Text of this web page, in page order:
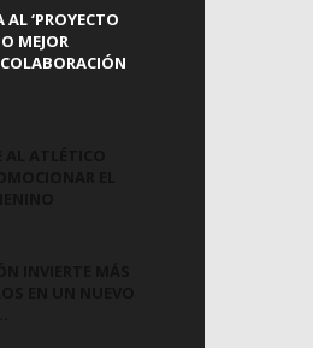
AL ‘PROYECTO
MEJOR